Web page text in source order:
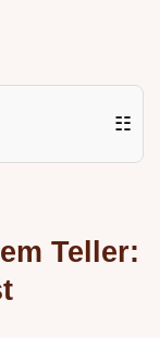
☷
Teller: